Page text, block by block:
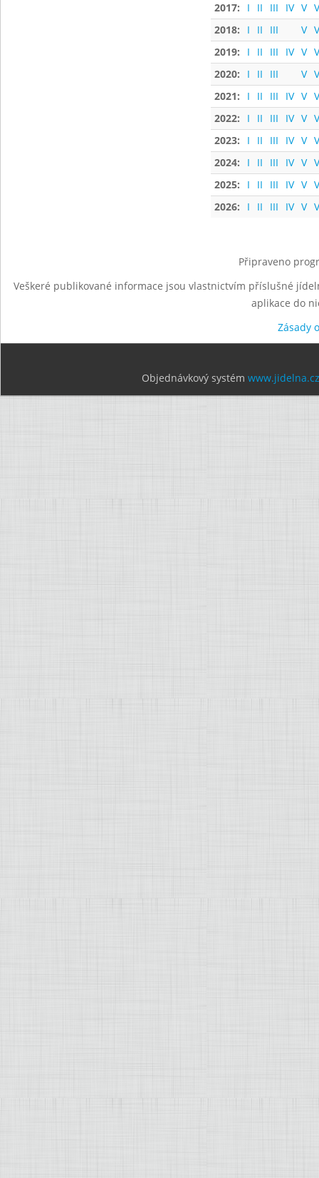
2017:
I II III IV V
2018:
I II III V
2019:
I II III IV V
2020:
I II III V
2021:
I II III IV V
2022:
I II III IV V
2023:
I II III IV V
2024:
I II III IV V
2025:
I II III IV V
2026:
I II III IV V
Připraveno
Veškeré publikované informace jsou vlastnictvím příslušné
aplikace do
Zásady
Objednávkový systém www.jidelna.cz